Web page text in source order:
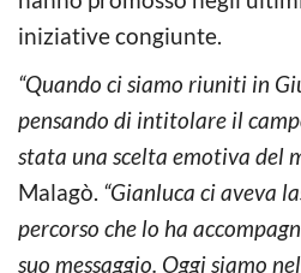
iniziative congiunte.
“Quando ci siamo riuniti in
pensando di intitolare il
stata una scelta emotiva del
Malagò. “Gianluca ci aveva
percorso che lo ha
suo messaggio. Oggi siamo